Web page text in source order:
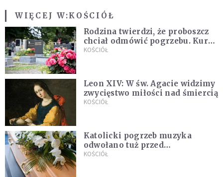
WIĘCEJ W:KOŚCIÓŁ
Rodzina twierdzi, że proboszcz
chciał odmówić pogrzebu. Kuria
zapowiada wyjaśnienia
KOŚCIÓŁ
Leon XIV: W św. Agacie widzimy
zwycięstwo miłości nad śmiercią
KOŚCIÓŁ
Katolicki pogrzeb muzyka
odwołano tuż przed
uroczystością. Powodem była
KOŚCIÓŁ